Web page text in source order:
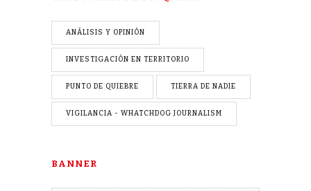
ANÁLISIS Y OPINIÓN
INVESTIGACIÓN EN TERRITORIO
PUNTO DE QUIEBRE TIERRA DE NADIE
VIGILANCIA - WHATCHDOG JOURNALISM
BANNER